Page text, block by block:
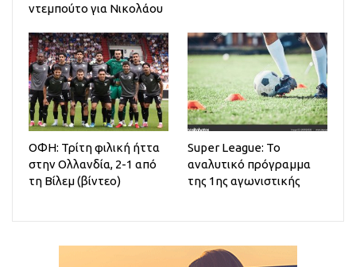
ντεμπούτο για Νικολάου
ΟΦΗ: Τρίτη φιλική ήττα
στην Ολλανδία, 2-1 από
τη Βίλεμ (βίντεο)
Super League: Το
αναλυτικό πρόγραμμα
της 1ης αγωνιστικής